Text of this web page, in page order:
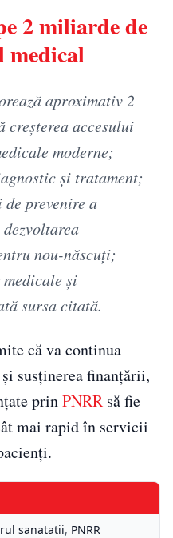
2 miliarde de
medical
aproximativ 2
creşterea accesului
moderne;
şi tratament;
prevenire a
nou-născuţi;
şi
sursa citată.
că va continua
susținerea finanțării,
prinPNRR să fie
mai rapid în servicii
sanatatii, PNRR